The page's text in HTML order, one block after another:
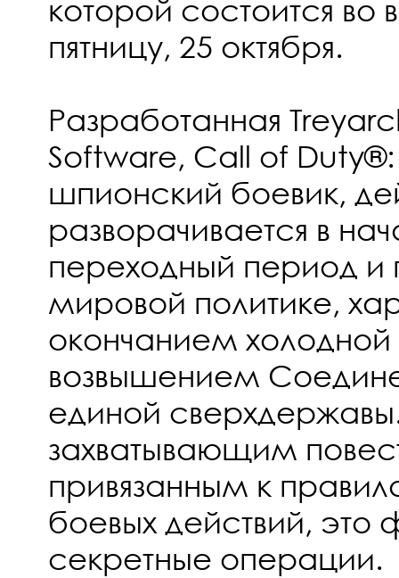
которой состоится
пятницу, 25 октября.
Разработанная
Software, Call of Duty®:
шпионский боевик,
разворачивается в
переходный период и
мировой политике,
окончанием холодной
возвышением
единой
захватывающим
привязанным к
боевых действий,
секретные операции.